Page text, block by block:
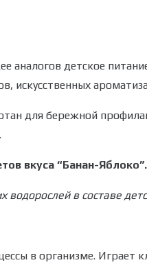
детское
искусственных
для бережной
вкуса “Банан-Яблоко”.
водорослей в составе
в организме.